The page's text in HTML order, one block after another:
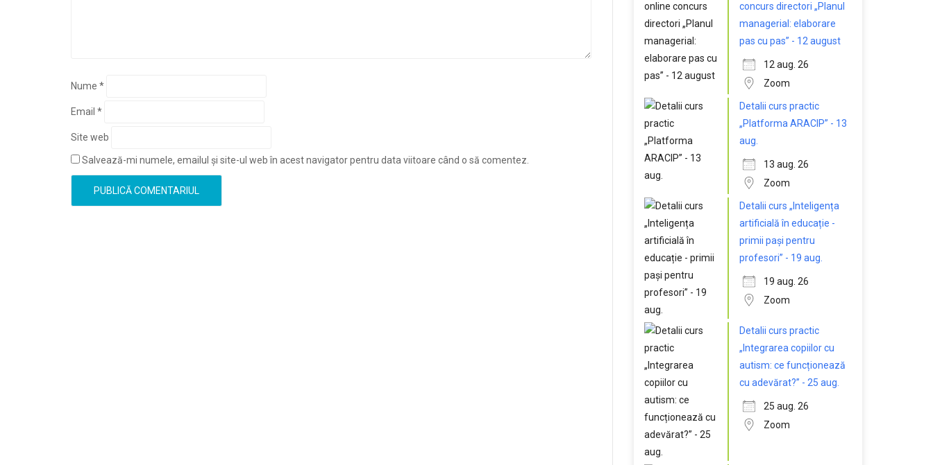
Nume *
Email *
Site web
Salvează-mi numele, emailul și site-ul web în acest navigator pentru data viitoare când o să comentez.
concurs directori „Planul
managerial: elaborare
pas cu pas” - 12 august
12 aug. 26
Zoom
Detalii curs practic
„Platforma ARACIP” - 13
aug.
13 aug. 26
Zoom
Detalii curs „Inteligența
artificială în educație -
primii pași pentru
profesori” - 19 aug.
19 aug. 26
Zoom
Detalii curs practic
„Integrarea copiilor cu
autism: ce funcționează
cu adevărat?” - 25 aug.
25 aug. 26
Zoom